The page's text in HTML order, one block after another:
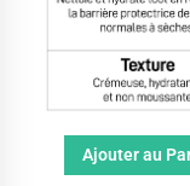
Ajouter au